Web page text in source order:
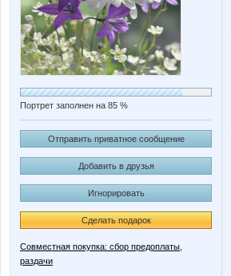
Портрет заполнен на 85 %
Отправить приватное сообщение
Добавить в друзья
Игнорировать
Сделать подарок
Совместная покупка: сбор предоплаты,
раздачи